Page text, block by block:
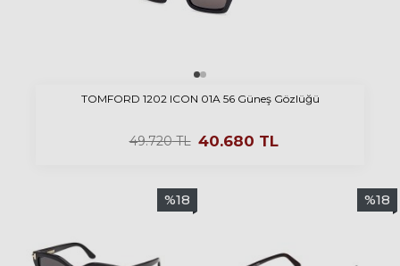
TOMFORD 1202 ICON 01A 56 Güneş Gözlüğü
49.720TL 40.680 TL
%18 %18